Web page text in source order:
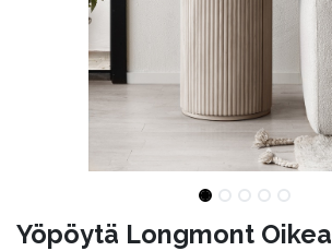
Yöpöytä Longmont Oikea